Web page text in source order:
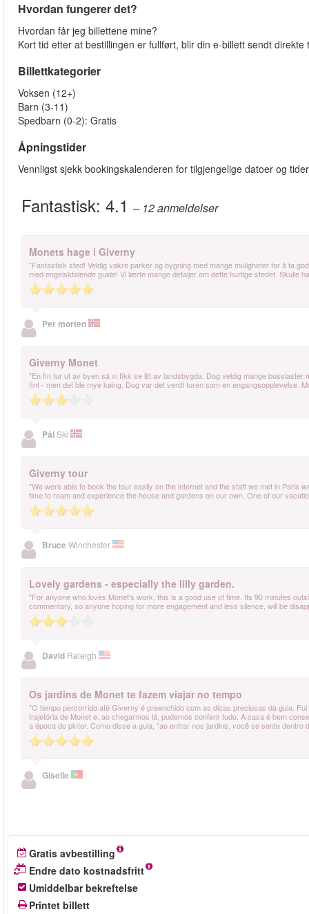
Hvordan fungerer det?
Hvordan får jeg billettene mine?
Kort tid etter at bestillingen er fullført, blir din e-billett sendt
Billettkategorier
Voksen (12+)
Barn (3-11)
Spedbarn (0-2): Gratis
Åpningstider
Vennligst sjekk bookingskalenderen for tilgjengelige datoer og
Fantastisk: 4.1 – 12anmeldelser
Monets hage i Giverny
"Fantastisk sted! Veldig vakre parker og bygning med mange muligheter for å ta
med engelsktalende guide! Vi lærte mange detaljer om dette hurtige stedet. Skulle
Per morten
Giverny Monet
"En fin tur ut av byen så vi fikk se litt av landsbygda. Dog veldig mange
fint - men det ble mye køing. Dog var det verdt turen som en engangsopplevelse.
PålSki
Giverny tour
"We were able to book the tour easily on the internet and the staff we met in Paris
time to roam and experience the house and gardens on our own. One of our
Bruce Winchester
Lovely gardens - especially the lilly garden.
"For anyone who loves Monet's work, this is a good use of time. Its 90 minutes
commentary, so anyone hoping for more engagement and less silence, will be
David Raleigh
Os jardins de Monet te fazem viajar no tempo
"O tempo percorrido até Giverny é preenchido com as dicas preciosas da guia.
trajetória de Monet e, ao chegarmos lá, pudemos conferir tudo. A casa é bem
a época do pintor. Como disse a guia, "ao entrar nos jardins, você se sente dentro
Giselle
Gratis avbestilling
Endre dato kostnadsfritt
Umiddelbar bekreftelse
Printet billett